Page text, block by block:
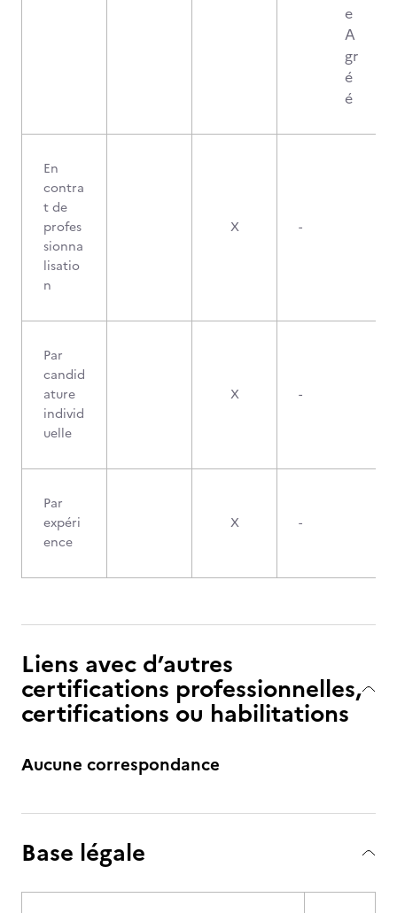
e
A
gr
é
é
En
contra
t de
profes
sionna
lisatio
n
X -
Par
candid
ature
individ
uelle
X -
Par
expéri
ence
X -
Liens avec d’autres
certifications professionnelles,
certifications ou habilitations
Aucune correspondance
Base légale